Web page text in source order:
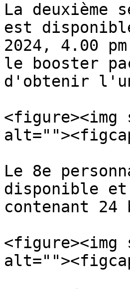
La
est
2024, 4.00
le booster
d'obtenir l'un
<figure><img
Le 8e
disponible
contenant 24